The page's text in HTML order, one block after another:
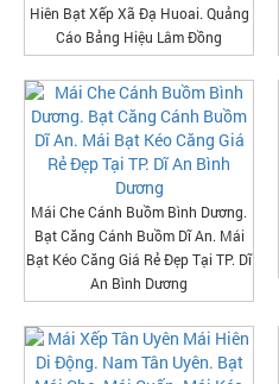
Hiên Bạt Xếp Xã Đạ Huoai. Quảng
Cáo Bảng Hiệu Lâm Đồng
Mái Che Cánh Buồm Bình Dương.
Bạt Căng Cánh Buồm Dĩ An. Mái
Bạt Kéo Căng Giá Rẻ Đẹp Tại TP. Dĩ
An Bình Dương